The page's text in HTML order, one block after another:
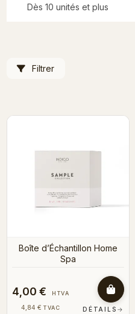
Dès 10 unités et plus
Filtrer
Boîte d’Échantillon Home
Spa
4,00 € HTVA
4,84 € TVAC DÉTAILS →